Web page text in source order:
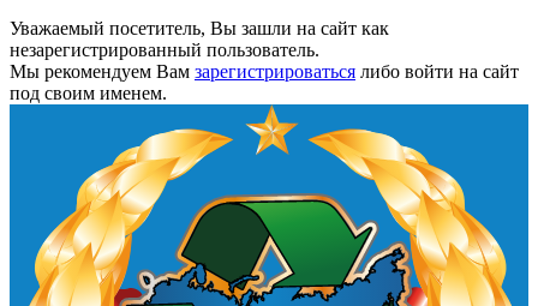
Уважаемый посетитель, Вы зашли на сайт как
незарегистрированный пользователь.
Мы рекомендуем Вам зарегистрироваться либо войти на сайт
под своим именем.